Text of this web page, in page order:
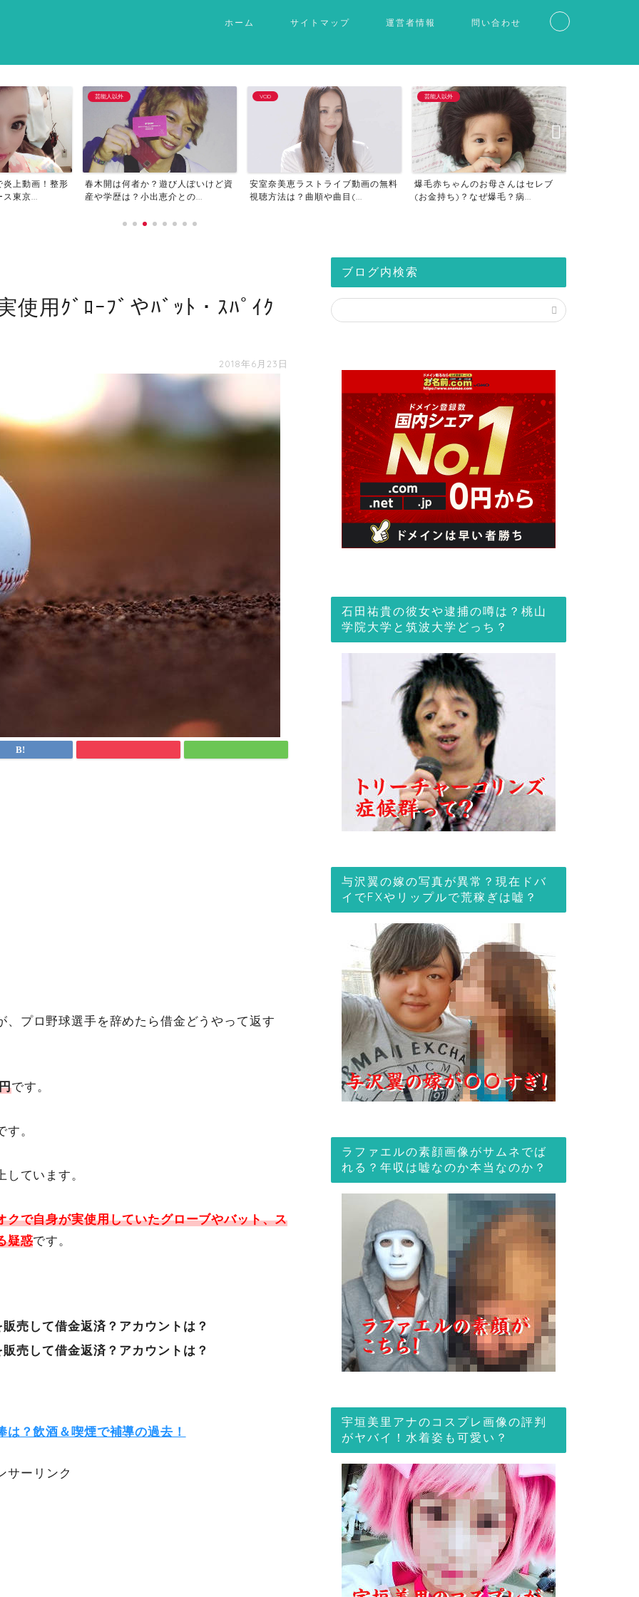
ホーム サイトマップ 運営者情報 問い合わせ
び人ぽいけど資
との...
VOD
安室奈美恵ラストライブ動画の無料
視聴方法は？曲順や曲目(...
芸能人以外
爆毛赤ちゃんのお母さんはセレブ
(お金持ち)？なぜ爆毛？病...
仮想通貨
仮想通貨の税金計算方法は？海外口
座は税金対策？20万以下...
使用ｸﾞﾛｰﾌﾞやﾊﾞｯﾄ・ｽﾊﾟｲｸ
2018年6月23日
、プロ野球選手を辞めたら借金どうやって返す
です。
。
ています。
クで自身が実使用していたグローブやバット、ス
疑惑です。
売して借金返済？アカウントは？
売して借金返済？アカウントは？
？飲酒＆喫煙で補導の過去！
サーリンク
ブログ内検索
石田祐貴の彼女や逮捕の噂は？桃山
学院大学と筑波大学どっち？
与沢翼の嫁の写真が異常？現在ドバ
イでFXやリップルで荒稼ぎは嘘？
ラファエルの素顔画像がサムネでば
れる？年収は嘘なのか本当なのか？
宇垣美里アナのコスプレ画像の評判
がヤバイ！水着姿も可愛い？